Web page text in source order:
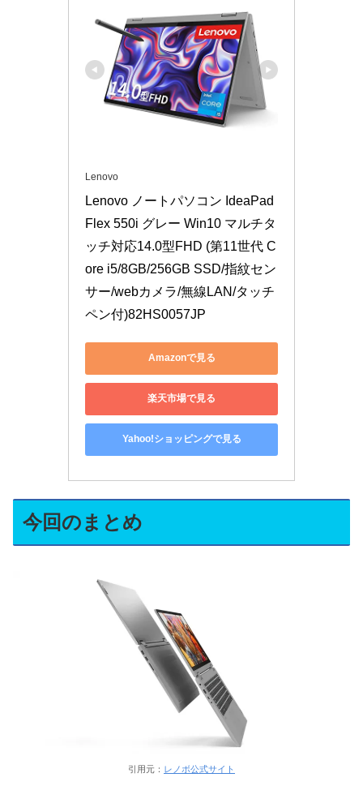
Lenovo
Lenovo ノートパソコン IdeaPad
Flex 550i グレー Win10 マルチタ
ッチ対応14.0型FHD (第11世代 C
ore i5/8GB/256GB SSD/指紋セン
サー/webカメラ/無線LAN/タッチ
ペン付)82HS0057JP
Amazonで見る
楽天市場で見る
Yahoo!ショッピングで見る
今回のまとめ
引用元： レノボ公式サイト